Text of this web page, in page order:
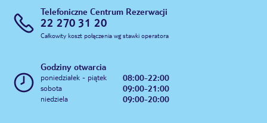
Telefoniczne Centrum Rezerwacji
22 270 31 20
Całkowity koszt połączenia wg stawki operatora
Godziny otwarcia
poniedziałek - piątek 08:00-22:00
sobota 09:00-21:00
niedziela 09:00-20:00